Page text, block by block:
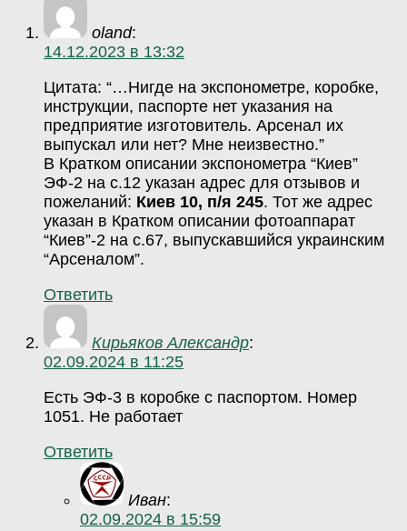
oland:
14.12.2023 в 13:32
Цитата: “…Нигде на экспонометре, коробке,
инструкции, паспорте нет указания на
предприятие изготовитель. Арсенал их
выпускал или нет? Мне неизвестно.”
В Кратком описании экспонометра “Киев”
ЭФ-2 на с.12 указан адрес для отзывов и
пожеланий: Киев 10, п/я 245. Тот же адрес
указан в Кратком описании фотоаппарат
“Киев”-2 на с.67, выпускавшийся украинским
“Арсеналом”.
Ответить
Кирьяков Александр:
02.09.2024 в 11:25
Есть ЭФ-3 в коробке с паспортом. Номер
1051. Не работает
Ответить
Иван:
02.09.2024 в 15:59